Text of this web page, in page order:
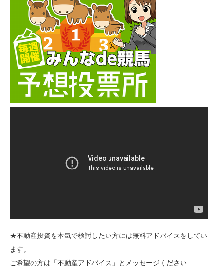
★不動産投資を本気で検討したい方には無料アドバイスをしてい
ます。
ご希望の方は「不動産アドバイス」とメッセージください